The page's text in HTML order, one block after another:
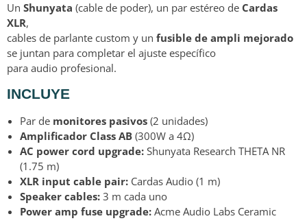
Un Shunyata (cable de poder), un par estéreo de Cardas
XLR,
cables de parlante custom y un fusible de ampli mejorado
se juntan para completar el ajuste específico
para audio profesional.
INCLUYE
Par de monitores pasivos (2 unidades)
Amplificador Class AB (300W a 4Ω)
AC power cord upgrade: Shunyata Research THETA NR
(1.75 m)
XLR input cable pair: Cardas Audio (1 m)
Speaker cables: 3 m cada uno
Power amp fuse upgrade: Acme Audio Labs Ceramic